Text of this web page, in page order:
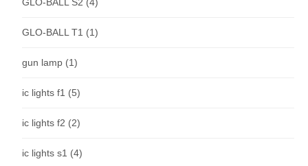
GLO-BALL T1 (1)
gun lamp (1)
ic lights f1 (5)
ic lights f2 (2)
ic lights s1 (4)